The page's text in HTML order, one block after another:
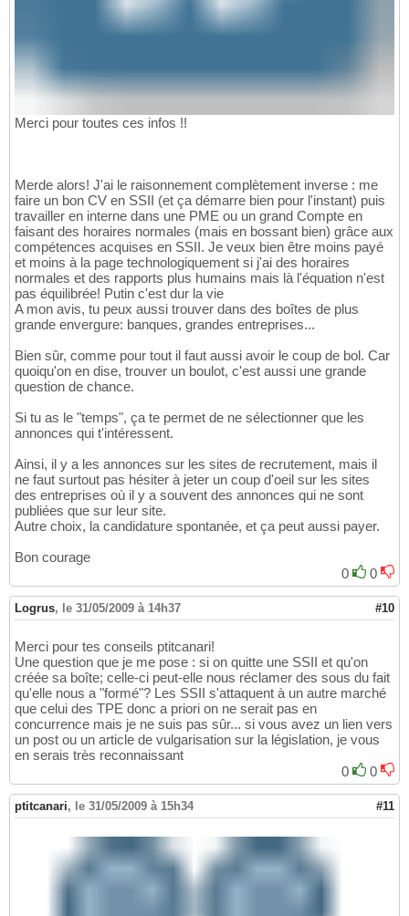
Merci pour toutes ces infos !!
Merde alors! J'ai le raisonnement complètement inverse : me
faire un bon CV en SSII (et ça démarre bien pour l'instant) puis
travailler en interne dans une PME ou un grand Compte en
faisant des horaires normales (mais en bossant bien) grâce aux
compétences acquises en SSII. Je veux bien être moins payé
et moins à la page technologiquement si j'ai des horaires
normales et des rapports plus humains mais là l'équation n'est
pas équilibrée! Putin c'est dur la vie
A mon avis, tu peux aussi trouver dans des boîtes de plus
grande envergure: banques, grandes entreprises...
Bien sûr, comme pour tout il faut aussi avoir le coup de bol. Car
quoiqu'on en dise, trouver un boulot, c'est aussi une grande
question de chance.
Si tu as le "temps", ça te permet de ne sélectionner que les
annonces qui t'intéressent.
Ainsi, il y a les annonces sur les sites de recrutement, mais il
ne faut surtout pas hésiter à jeter un coup d'oeil sur les sites
des entreprises où il y a souvent des annonces qui ne sont
publiées que sur leur site.
Autre choix, la candidature spontanée, et ça peut aussi payer.
Bon courage
0
0
Logrus, le 31/05/2009 à 14h37 #10
Merci pour tes conseils ptitcanari!
Une question que je me pose : si on quitte une SSII et qu'on
créée sa boîte; celle-ci peut-elle nous réclamer des sous du fait
qu'elle nous a "formé"? Les SSII s'attaquent à un autre marché
que celui des TPE donc a priori on ne serait pas en
concurrence mais je ne suis pas sûr... si vous avez un lien vers
un post ou un article de vulgarisation sur la législation, je vous
en serais très reconnaissant
0
0
ptitcanari, le 31/05/2009 à 15h34 #11